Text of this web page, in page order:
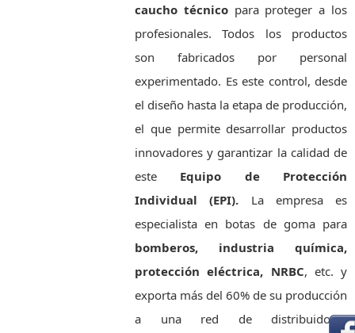
caucho técnico para proteger a los
profesionales. Todos los productos
son fabricados por personal
experimentado. Es este control, desde
el diseño hasta la etapa de producción,
el que permite desarrollar productos
innovadores y garantizar la calidad de
este Equipo de Protección
Individual (EPI). La empresa es
especialista en botas de goma para
bomberos, industria química,
protección eléctrica, NRBC, etc. y
exporta más del 60% de su producción
a una red de distribuidores